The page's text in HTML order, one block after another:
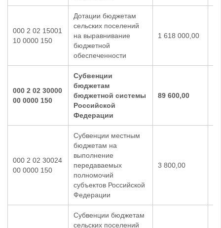
000 2 02 15001
10 0000 150
Дотации бюджетам
сельских поселений
на выравнивание
бюджетной
обеспеченности
1 618 000,00
000 2 02 30000
00 0000 150
Субвенции
бюджетам
бюджетной системы
Российской
Федерации
89 600,00
000 2 02 30024
00 0000 150
Субвенции местным
бюджетам на
выполнение
передаваемых
полномочий
субъектов Российской
Федерации
3 800,00
Субвенции бюджетам
сельских поселений